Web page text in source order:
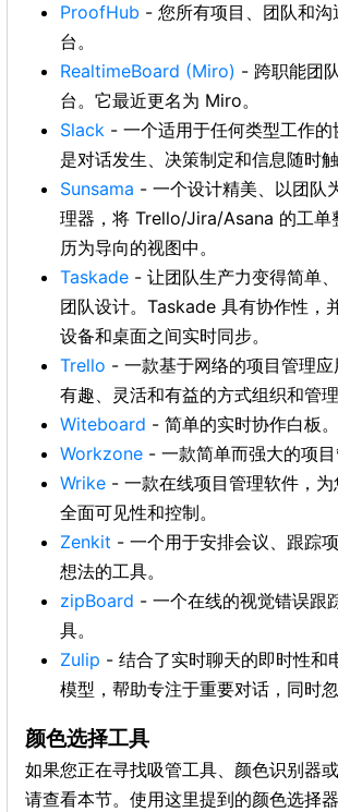
ProofHub - 您所有项目、团队和沟
台。
RealtimeBoard (Miro) - 跨职能团
台。它最近更名为 Miro。
Slack - 一个适用于任何类型工作的
是对话发生、决策制定和信息随时
Sunsama - 一个设计精美、以团队
理器，将 Trello/Jira/Asana 的工单
历为导向的视图中。
Taskade - 让团队生产力变得简单
团队设计。Taskade 具有协作性，
设备和桌面之间实时同步。
Trello - 一款基于网络的项目管理
有趣、灵活和有益的方式组织和管理
Witeboard - 简单的实时协作白板。
Workzone - 一款简单而强大的项目
Wrike - 一款在线项目管理软件，
全面可见性和控制。
Zenkit - 一个用于安排会议、跟踪
想法的工具。
zipBoard - 一个在线的视觉错误跟
具。
Zulip - 结合了实时聊天的即时性和
模型，帮助专注于重要对话，同时忽
颜色选择工具
如果您正在寻找吸管工具、颜色识别器
请查看本节。使用这里提到的颜色选择